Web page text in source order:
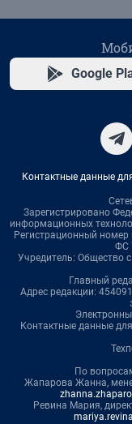
Google
Контактные данные
Зарегистрировано
информационных
Регистрационный
ФС
Учредитель: Общество
Главный
Адрес редакции:
Контактные данные
По
Жапарова Жанна,
Ревина Мария,